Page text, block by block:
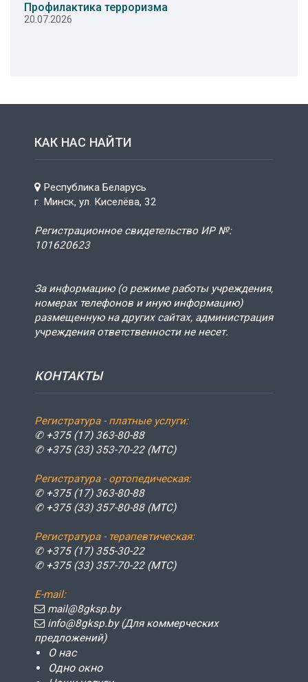
Профилактика терроризма
20.07.2026
КАК НАС НАЙТИ
Республика Беларусь
г. Минск, ул. Киселёва, 32
Регистрационное свидетельство ИР №:
101620623
За информацию (о режиме работы учреждения,
номерах телефонов и иную информацию)
размещенную на других сайтах, администрация
учреждения ответственности не несет.
КОНТАКТЫ
Регистратура - платные услуги:
✆ +375 (17) 363-80-88
✆ +375 (33) 353-70-22 (МТС)
Регистратура - ортопедическая:
✆ +375 (17) 363-80-88
✆ +375 (33) 357-80-88 (МТС)
Регистратура - терапевтическая:
✆ +375 (17) 355-30-22
✆ +375 (33) 357-70-22 (МТС)
E-mail:
mail@8gksp.by
info@8gksp.by (Для коммерческих
предложений)
О нас
Одно окно